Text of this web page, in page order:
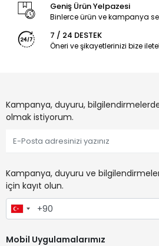
Geniş Ürün Yelpazesi
Binlerce ürün ve kampanya
7 / 24 DESTEK
Öneri ve şikayetlerinizi bize
Kampanya, duyuru,
olmak istiyorum.
Kampanya, duyuru ve
için kayıt olun.
Mobil Uygulamalarımız